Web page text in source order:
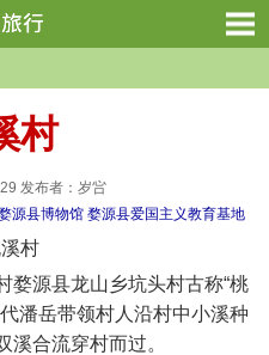
村
发布者：岁吢
源县博物馆 婺源县爱国主义教育基地
源县龙山乡坑头村古称“桃
潘岳带领村人沿村中小溪种
溪合流穿村而过。